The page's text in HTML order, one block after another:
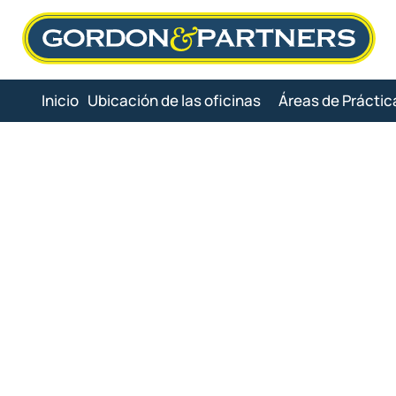
Skip
content
Inicio Ubicación de las oficinas Áreas de